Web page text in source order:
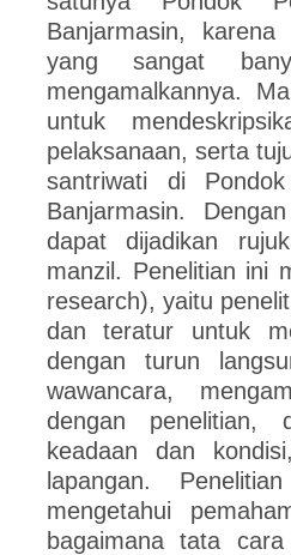
Banjarmasin,
yang sangat
mengamalkannya.
untuk
pelaksanaan, serta
santriwati di
Banjarmasin.
dapat dijadikan
manzil. Penelitian ini
research), yaitu
dan teratur untuk
dengan turun
wawancara,
dengan penelitian,
keadaan dan
lapangan.
mengetahui
bagaimana tata